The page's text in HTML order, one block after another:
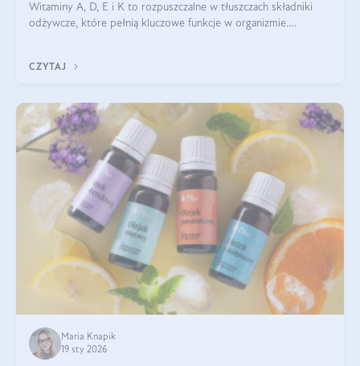
Witaminy A, D, E i K to rozpuszczalne w tłuszczach składniki
odżywcze, które pełnią kluczowe funkcje w organizmie.
CZYTAJ
Maria Knapik
19 sty 2026